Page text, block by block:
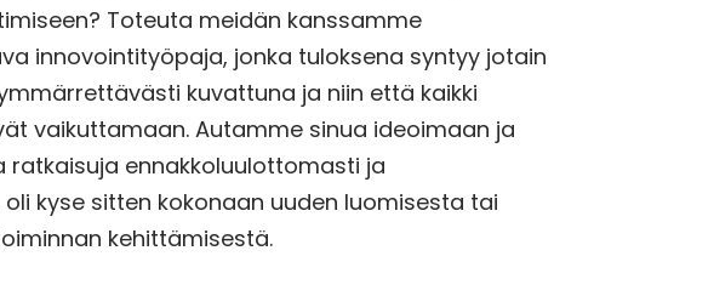
Toteuta meidän kanssamme
innovointityöpaja, jonka tuloksena syntyy jotain
kuvattuna ja niin että kaikki
vaikuttamaan. Autamme sinua ideoimaan ja
ratkaisuja ennakkoluulottomasti ja
kyse sitten kokonaan uuden luomisesta tai
kehittämisestä.